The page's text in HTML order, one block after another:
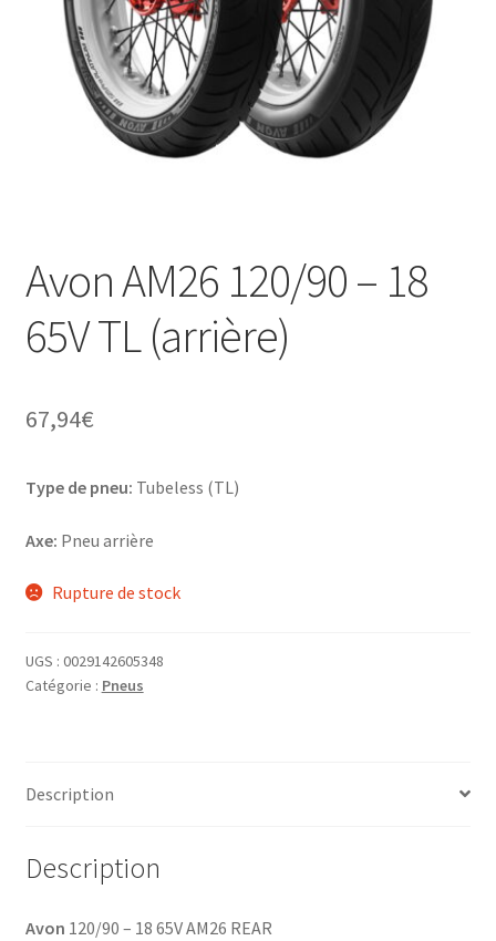
Avon AM26 120/90 – 18
65V TL (arrière)
67,94€
Type de pneu: Tubeless (TL)
Axe: Pneu arrière
Rupture de stock
UGS : 0029142605348
Catégorie : Pneus
Description
Description
Avon 120/90 – 18 65V AM26 REAR